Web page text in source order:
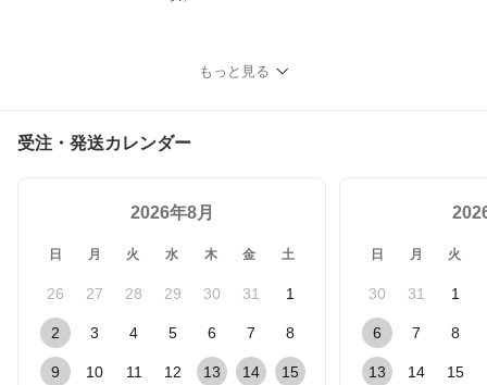
もっと見る
受注・発送カレンダー
2026年8月
日 月 火 水 木 金 土
26 27 28 29 30 31 1
2 3 4 5 6 7 8
9 10 11 12 13 14 15
日 月 火
30 31 1
6 7 8
13 14 15